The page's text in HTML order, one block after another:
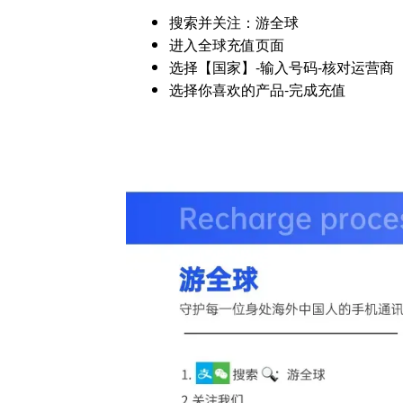
搜索并关注：游全球
进入全球充值页面
选择【国家】-输入号码-核对运营商
选择你喜欢的产品-完成充值